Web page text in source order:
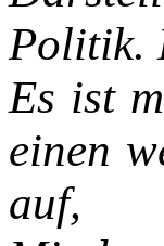
Politik.
Es ist
einen
auf,